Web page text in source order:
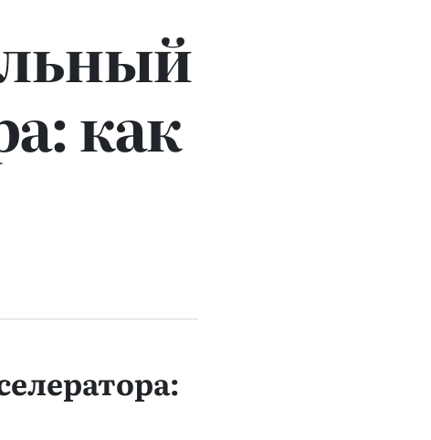
как